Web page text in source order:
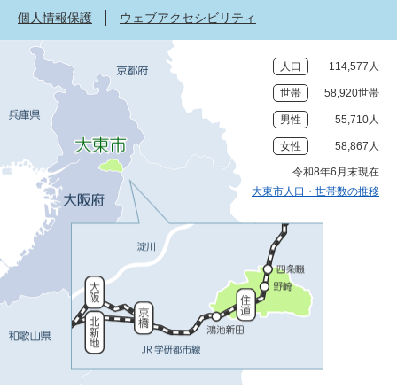
個人情報保護
ウェブアクセシビリティ
人口 114,577人
世帯 58,920世帯
男性 55,710人
女性 58,867人
令和8年6月末現在
大東市人口・世帯数の推移